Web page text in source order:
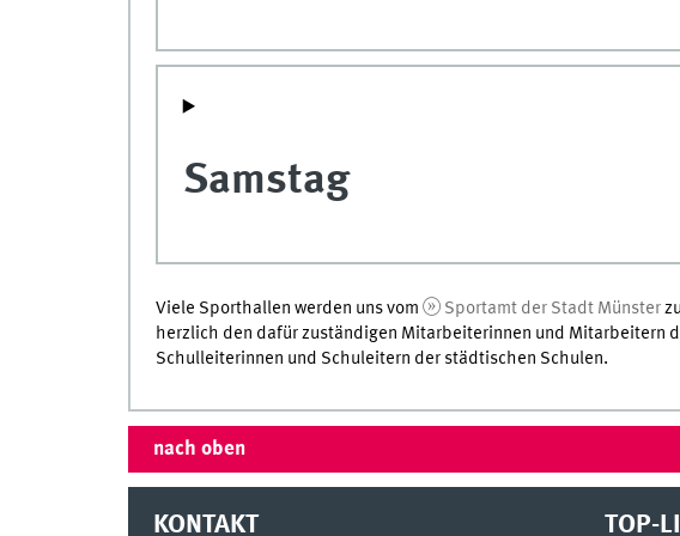
Samstag
Viele Sporthallen werden uns vom Sportamt der Stadt Münster
herzlich den dafür zuständigen Mitarbeiterinnen und Mitarbeitern
Schulleiterinnen und Schuleitern der städtischen Schulen.
nach oben
KONTAKT TOP-